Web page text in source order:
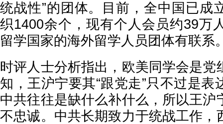
统战性”的团体。目前，全中国已成
织1400余个，现有个人会员约39万
留学国家的海外留学人员团体有联系
时评人士分析指出，欧美同学会是党
知，王沪宁要其“跟党走”只不过是表
中共往往是缺什么补什么，所以王沪
不忠诚。中共长期致力于统战工作，